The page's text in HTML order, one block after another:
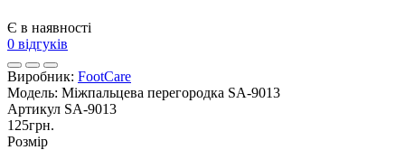
Є в наявності
0 відгуків
Виробник: FootCare
Модель: Міжпальцева перегородка SA-9013
Артикул SA-9013
125грн.
Розмір